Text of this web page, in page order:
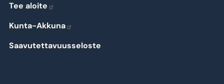
Tee aloite
Kunta-Akkuna
Saavutettavuusseloste